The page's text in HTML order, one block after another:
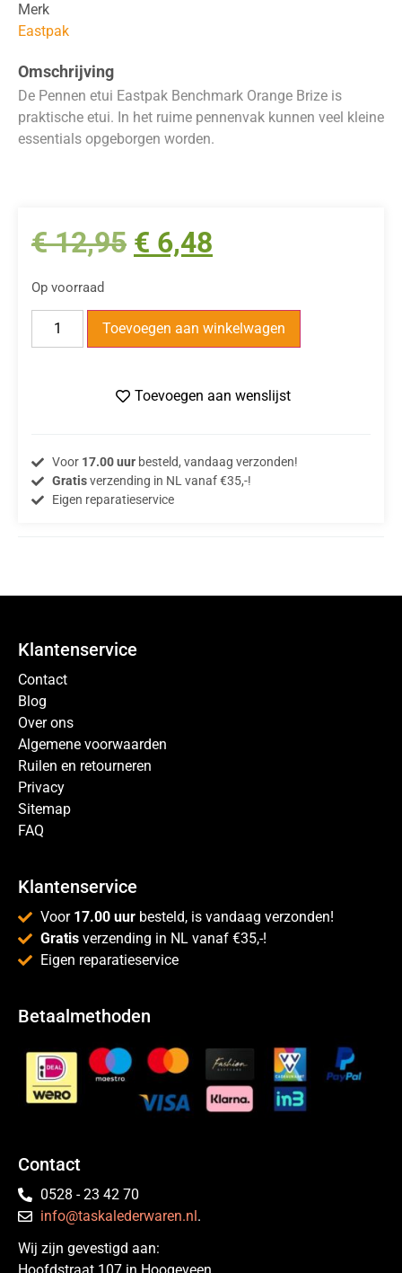
Merk
Eastpak
Omschrijving
De Pennen etui Eastpak Benchmark Orange Brize is
praktische etui. In het ruime pennenvak kunnen veel kleine
essentials opgeborgen worden.
€12,95 € 6,48
Op voorraad
Toevoegen aan winkelwagen
Toevoegen aan wenslijst
Voor 17.00 uurbesteld, vandaag verzonden!
Gratisverzending in NL vanaf €35,-!
Eigen reparatieservice
Klantenservice
Contact
Blog
Over ons
Algemene voorwaarden
Ruilen en retourneren
Privacy
Sitemap
FAQ
Klantenservice
Voor 17.00 uur besteld, is vandaag verzonden!
Gratis verzending in NL vanaf €35,-!
Eigen reparatieservice
Betaalmethoden
Contact
0528 - 23 42 70
info@taskalederwaren.nl .
Wij zijn gevestigd aan: